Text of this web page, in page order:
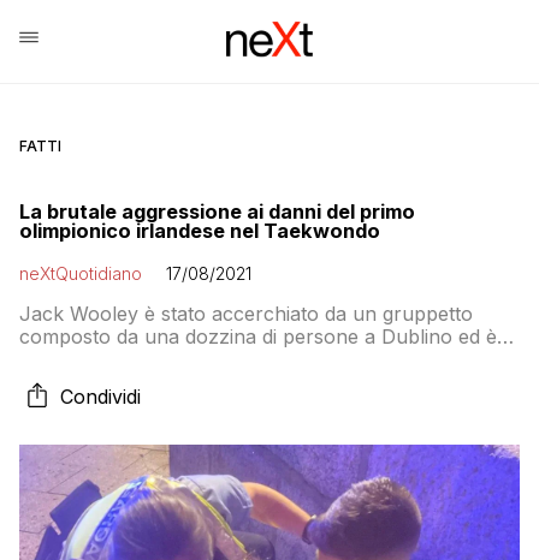
FATTI
La brutale aggressione ai danni del primo
olimpionico irlandese nel Taekwondo
neXtQuotidiano 17/08/2021
Jack Wooley è stato accerchiato da un gruppetto
composto da una dozzina di persone a Dublino ed è
Condividi